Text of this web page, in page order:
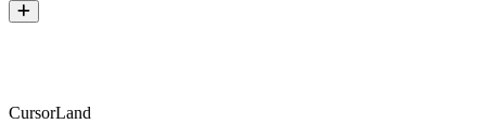
CursorLand